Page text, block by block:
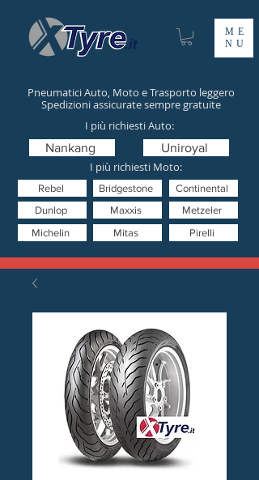
ME
NU
Pneumatici Auto, Moto e Trasporto leggero
Spedizioni assicurate sempre gratuite
I più richiesti Moto:
Mitas
Nankang
Pirelli
Uniroyal
Metzeler
Dunlop
Bridgestone Continental
Michelin
Rebel
I più richiesti Auto:
Maxxis